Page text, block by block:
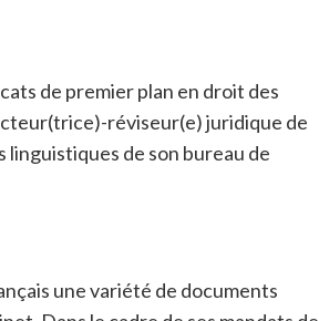
de premier plan en droit des
réviseur(e) juridique de
linguistiques de son bureau de
une variété de documents